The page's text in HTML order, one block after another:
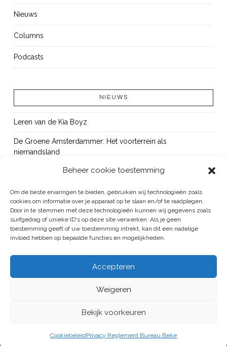
Beheer cookie toestemming
Om de beste ervaringen te bieden, gebruiken wij technologieën zoals
cookies om informatie over je apparaat op te slaan en/of te raadplegen.
Door in te stemmen met deze technologieën kunnen wij gegevens zoals
surfgedrag of unieke ID's op deze site verwerken. Als je geen
toestemming geeft of uw toestemming intrekt, kan dit een nadelige
invloed hebben op bepaalde functies en mogelijkheden.
Accepteren
Weigeren
Bekijk voorkeuren
CookiebeleidPrivacy Reglement Bureau Beke
Nieuws
Columns
Podcasts
NIEUWS
Leren van de Kia Boyz
De Groene Amsterdammer: Het voorterrein als
niemandsland
Cursus Wapens op school: signaleren, duiden en handelen
OUT!
Bureau Beke ontwikkelt jeugdmonitor Aruba
GROEP
ALGEMENE VOORWAARDEN
PUBLICATIES PROJECTEN BUREAU
LINKEDIN